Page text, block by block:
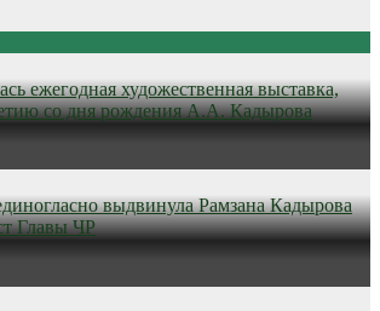
ежегодная художественная выставка,
со дня рождения А.А. Кадырова
выдвинула Рамзана Кадырова
Главы ЧР